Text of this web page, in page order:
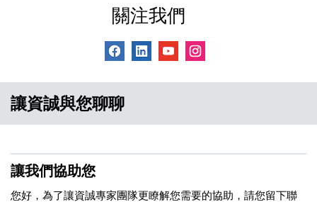
關注我們
讓資誠與您聊聊
讓我們協助您
您好，為了讓資誠專家團隊更瞭解您需要的協助，請您留下聯